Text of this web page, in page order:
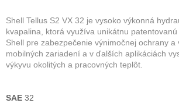
Shell Tellus S2 VX 32 je vysoko výkonná
kvapalina, ktorá využíva unikátnu
Shell pre zabezpečenie výnimočnej ochrany a
mobilných zariadení a v ďalších aplikáciách
výkyvu okolitých a pracovných teplôt.
SAE 32